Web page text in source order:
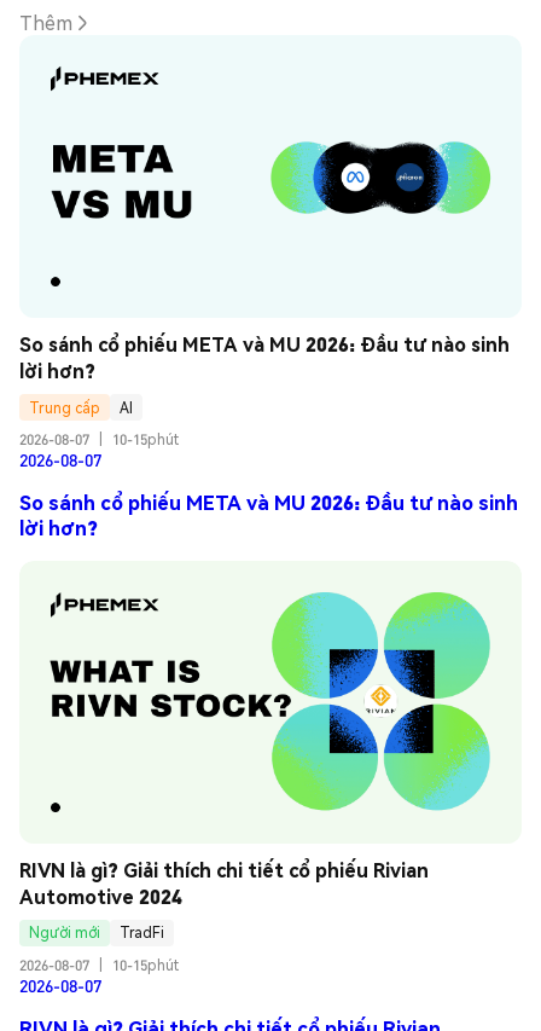
Thêm
So sánh cổ phiếu META và MU 2026: Đầu tư nào sinh
lời hơn?
Trung cấp
AI
2026-08-07
10-15phút
2026-08-07
So sánh cổ phiếu META và MU 2026: Đầu tư nào sinh
lời hơn?
RIVN là gì? Giải thích chi tiết cổ phiếu Rivian
Automotive 2024
Người mới
TradFi
2026-08-07
10-15phút
2026-08-07